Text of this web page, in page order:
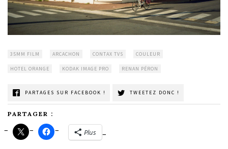
35MM FILM ARCACHON CONTAX TVS COULEUR
HOTEL ORANGE KODAK IMAGE PRO RENAN PÉRON
PARTAGES SUR FACEBOOK ! TWEETEZ DONC !
PARTAGER :
Plus